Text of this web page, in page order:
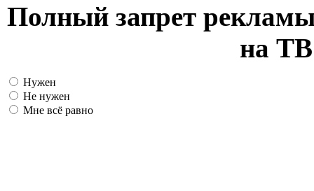
Полный запрет
на ТВ
Нужен
Не нужен
Мне всё равно